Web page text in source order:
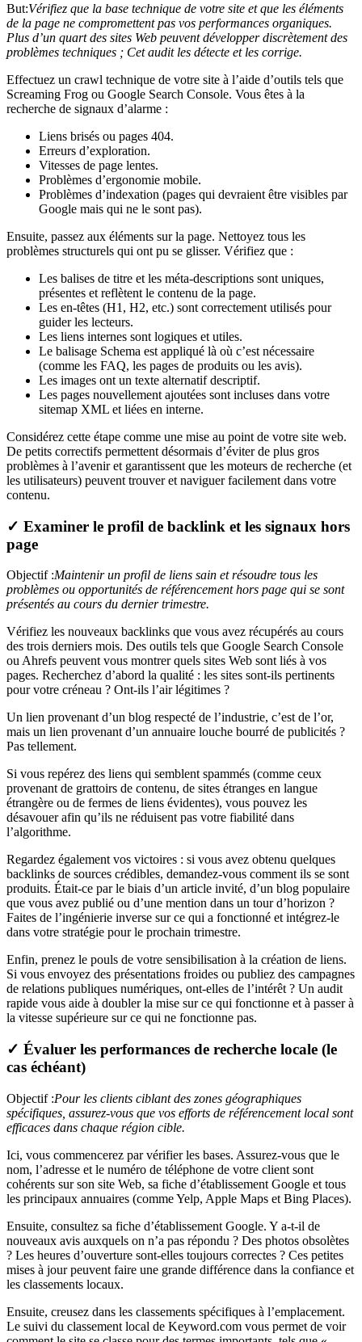
But:Vérifiez que la base technique de votre site et que les éléments
de la page ne compromettent pas vos performances organiques.
Plus d’un quart des sites Web peuvent développer discrètement des
problèmes techniques ; Cet audit les détecte et les corrige.
Effectuez un crawl technique de votre site à l’aide d’outils tels que
Screaming Frog ou Google Search Console. Vous êtes à la
recherche de signaux d’alarme :
Liens brisés ou pages 404.
Erreurs d’exploration.
Vitesses de page lentes.
Problèmes d’ergonomie mobile.
Problèmes d’indexation (pages qui devraient être visibles par
Google mais qui ne le sont pas).
Ensuite, passez aux éléments sur la page. Nettoyez tous les
problèmes structurels qui ont pu se glisser. Vérifiez que :
Les balises de titre et les méta-descriptions sont uniques,
présentes et reflètent le contenu de la page.
Les en-têtes (H1, H2, etc.) sont correctement utilisés pour
guider les lecteurs.
Les liens internes sont logiques et utiles.
Le balisage Schema est appliqué là où c’est nécessaire
(comme les FAQ, les pages de produits ou les avis).
Les images ont un texte alternatif descriptif.
Les pages nouvellement ajoutées sont incluses dans votre
sitemap XML et liées en interne.
Considérez cette étape comme une mise au point de votre site web.
De petits correctifs permettent désormais d’éviter de plus gros
problèmes à l’avenir et garantissent que les moteurs de recherche (et
les utilisateurs) peuvent trouver et naviguer facilement dans votre
contenu.
✓ Examiner le profil de backlink et les signaux hors
page
Objectif :Maintenir un profil de liens sain et résoudre tous les
problèmes ou opportunités de référencement hors page qui se sont
présentés au cours du dernier trimestre.
Vérifiez les nouveaux backlinks que vous avez récupérés au cours
des trois derniers mois. Des outils tels que Google Search Console
ou Ahrefs peuvent vous montrer quels sites Web sont liés à vos
pages. Recherchez d’abord la qualité : les sites sont-ils pertinents
pour votre créneau ? Ont-ils l’air légitimes ?
Un lien provenant d’un blog respecté de l’industrie, c’est de l’or,
mais un lien provenant d’un annuaire louche bourré de publicités ?
Pas tellement.
Si vous repérez des liens qui semblent spammés (comme ceux
provenant de grattoirs de contenu, de sites étranges en langue
étrangère ou de fermes de liens évidentes), vous pouvez les
désavouer afin qu’ils ne réduisent pas votre fiabilité dans
l’algorithme.
Regardez également vos victoires : si vous avez obtenu quelques
backlinks de sources crédibles, demandez-vous comment ils se sont
produits. Était-ce par le biais d’un article invité, d’un blog populaire
que vous avez publié ou d’une mention dans un tour d’horizon ?
Faites de l’ingénierie inverse sur ce qui a fonctionné et intégrez-le
dans votre stratégie pour le prochain trimestre.
Enfin, prenez le pouls de votre sensibilisation à la création de liens.
Si vous envoyez des présentations froides ou publiez des campagnes
de relations publiques numériques, ont-elles de l’intérêt ? Un audit
rapide vous aide à doubler la mise sur ce qui fonctionne et à passer à
la vitesse supérieure sur ce qui ne fonctionne pas.
✓ Évaluer les performances de recherche locale (le
cas échéant)
Objectif :Pour les clients ciblant des zones géographiques
spécifiques, assurez-vous que vos efforts de référencement local sont
efficaces dans chaque région cible.
Ici, vous commencerez par vérifier les bases. Assurez-vous que le
nom, l’adresse et le numéro de téléphone de votre client sont
cohérents sur son site Web, sa fiche d’établissement Google et tous
les principaux annuaires (comme Yelp, Apple Maps et Bing Places).
Ensuite, consultez sa fiche d’établissement Google. Y a-t-il de
nouveaux avis auxquels on n’a pas répondu ? Des photos obsolètes
? Les heures d’ouverture sont-elles toujours correctes ? Ces petites
mises à jour peuvent faire une grande différence dans la confiance et
les classements locaux.
Ensuite, creusez dans les classements spécifiques à l’emplacement.
Le suivi du classement local de Keyword.com vous permet de voir